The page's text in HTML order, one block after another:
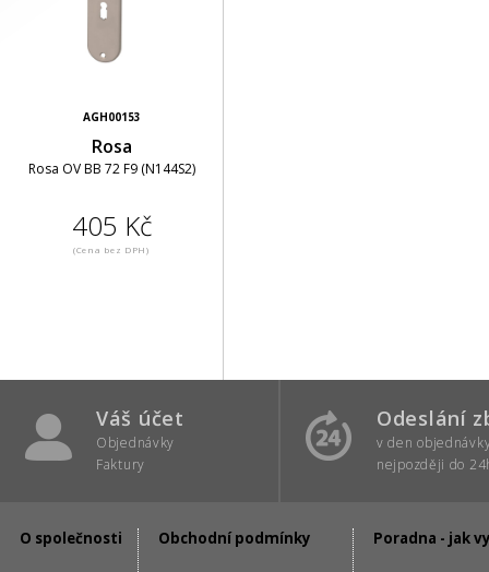
AGH00153
Rosa
Rosa OV BB 72 F9 (N144S2)
405 Kč
(Cena bez DPH)
Váš účet
Objednávky
Faktury
Odeslání
v den
nejpozději do
O společnosti Obchodní podmínky Poradna - jak